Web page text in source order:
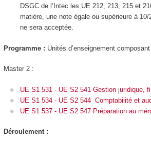
DSGC de l’Intec les UE 212, 213, 215 et
matière, une note égale ou supérieure à
ne sera acceptée.
Programme : Unités d’enseignement
Master 2 :
UE S1 531 - UE S2 541 Gestion juridique,
UE S1 534 - UE S2 544 Comptabilité et
UE S1 537 - UE S2 547 Préparation au
Déroulement :